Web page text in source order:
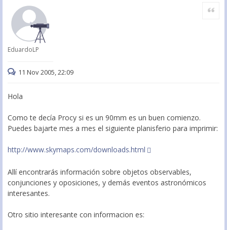
EduardoLP
Citar
11 Nov 2005, 22:09
Hola
Como te decía Procy si es un 90mm es un buen comienzo.
Puedes bajarte mes a mes el siguiente planisferio para imprimir:
http://www.skymaps.com/downloads.html
Allí encontrarás información sobre objetos observables,
conjunciones y oposiciones, y demás eventos astronómicos
interesantes.
Otro sitio interesante con informacion es: